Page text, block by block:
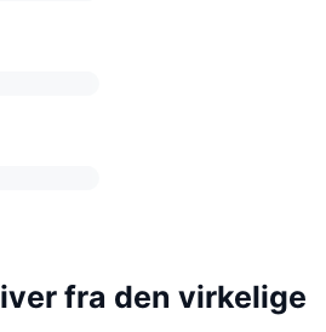
fra den virkelige